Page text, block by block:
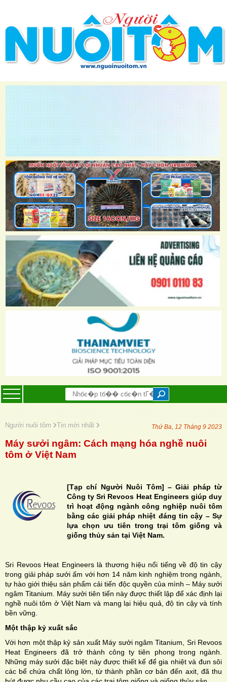
Người nuôi tôm Tin mới nhất Thứ Ba, 12 Tháng 9 2023
Máy sưởi ngâm: Cách mạng hóa nghề nuôi
tôm ở Việt Nam
[Tạp chí Người Nuôi Tôm] – Giải pháp từ
Công ty Sri Revoos Heat Engineers giúp duy
trì hoạt động ngành công nghiệp nuôi tôm
bằng các giải pháp nhiệt đáng tin cậy – Sự
lựa chọn ưu tiên trong trại tôm giống và
giống thủy sản tại Việt Nam.
Sri Revoos Heat Engineers là thương hiệu nổi tiếng về độ tin cậy
trong giải pháp sưởi ấm với hơn 14 năm kinh nghiệm trong ngành,
tự hào giới thiệu sản phẩm cải tiến độc quyền của mình – Máy sưởi
ngâm Titanium. Máy sưởi tiên tiến này được thiết lập để xác định lại
nghề nuôi tôm ở Việt Nam và mang lại hiệu quả, độ tin cậy và tính
bền vững.
Một thập kỷ xuất sắc
Với hơn một thập kỷ sản xuất Máy sưởi ngâm Titanium, Sri Revoos
Heat Engineers đã trở thành công ty tiên phong trong ngành.
Những máy sưởi đặc biệt này được thiết kế để gia nhiệt và đun sôi
các bể chứa chất lỏng lớn, từ thành phần cơ bản đến axit, đã thu